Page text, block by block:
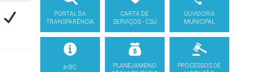
PORTAL DA
TRANSPARÊNCIA
CARTA DE
SERVIÇOS - CSU
OUVIDORIA
MUNICIPAL
e-SIC
PLANEJAMENO
PROCESSOS DE